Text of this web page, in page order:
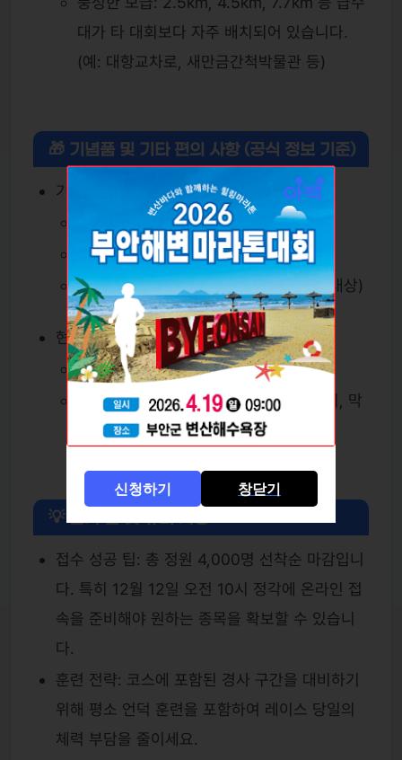
대가 타 대회보다 자주 배치되어 있습니다.
(예: 대항교차로, 새만금간척박물관 등)
🎁 기념품 및 기타 편의 사항 (공식 정보 기준)
기본 지급품
기능성 기념 티셔츠 (전체 참가자 대상)
완주 메달 (모든 종목 완주자 대상)
기록 측정 칩 (하프 코스, 10km 참가자 대상)
현장 편의 시설
샤워실, 탈의실, 물품보관소 운영
완주 후 해변 먹거리 부스 운영 (두부김치, 막
걸리, 제육 등)
💡 참가 팁 및 유의 사항
접수 성공 팁: 총 정원 4,000명 선착순 마감입니
다. 특히 12월 12일 오전 10시 정각에 온라인 접
속을 준비해야 원하는 종목을 확보할 수 있습니
다.
훈련 전략: 코스에 포함된 경사 구간을 대비하기
위해 평소 언덕 훈련을 포함하여 레이스 당일의
체력 부담을 줄이세요.
신청하기 창닫기